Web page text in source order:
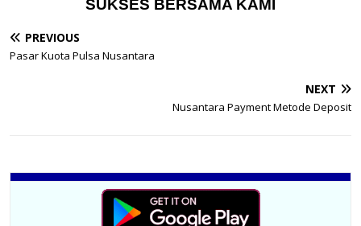
SUKSES BERSAMA KAMI
PREVIOUS
Pasar Kuota Pulsa Nusantara
NEXT
Nusantara Payment Metode Deposit